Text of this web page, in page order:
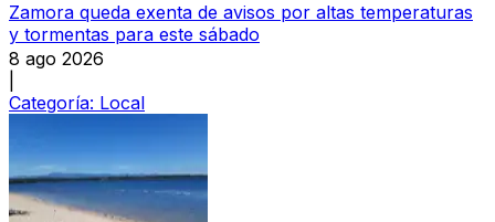
Zamora queda exenta de avisos por altas temperaturas
y tormentas para este sábado
8 ago 2026
Categoría: Local